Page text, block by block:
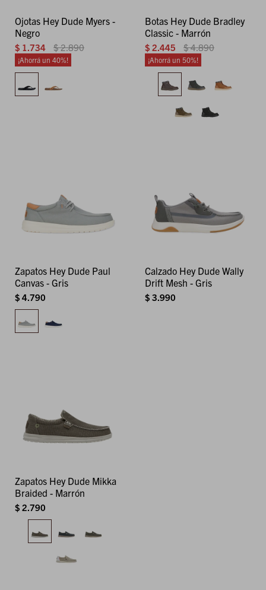
Ojotas Hey Dude Myers -
Negro
$ 1.734 $2.890
40
Botas Hey Dude Bradley
Classic - Marrón
$ 2.445 $4.890
50
Zapatos Hey Dude Paul
Canvas - Gris
$ 4.790
Calzado Hey Dude Wally
Drift Mesh - Gris
$ 3.990
Zapatos Hey Dude Mikka
Braided - Marrón
$ 2.790